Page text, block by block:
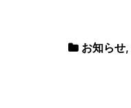
お知らせ,